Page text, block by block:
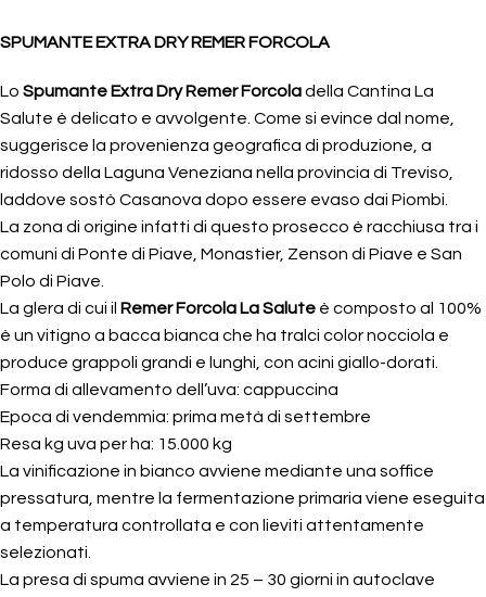
SPUMANTE EXTRA DRY REMER FORCOLA
Lo Spumante Extra Dry Remer Forcoladella Cantina La
Salute è delicato e avvolgente. Come si evince dal nome,
suggerisce la provenienza geografica di produzione, a
ridosso della Laguna Veneziana nella provincia di Treviso,
laddove sostò Casanova dopo essere evaso dai Piombi.
La zona di origine infatti di questo prosecco è racchiusa tra i
comuni di Ponte di Piave, Monastier, Zenson di Piave e San
Polo di Piave.
La glera di cui il Remer Forcola La Salute è composto al 100%
è un vitigno a bacca bianca che ha tralci color nocciola e
produce grappoli grandi e lunghi, con acini giallo-dorati.
Forma di allevamento dell’uva: cappuccina
Epoca di vendemmia: prima metà di settembre
Resa kg uva per ha: 15.000 kg
La vinificazione in bianco avviene mediante una soffice
pressatura, mentre la fermentazione primaria viene eseguita
a temperatura controllata e con lieviti attentamente
selezionati.
La presa di spuma avviene in 25 – 30 giorni in autoclave